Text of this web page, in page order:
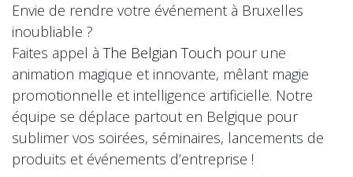
Envie de rendre votre événement à Bruxelles
inoubliable ?
Faites appel à The Belgian Touch pour une
animation magique et innovante, mêlant magie
promotionnelle et intelligence artificielle. Notre
équipe se déplace partout en Belgique pour
sublimer vos soirées, séminaires, lancements de
produits et événements d’entreprise !